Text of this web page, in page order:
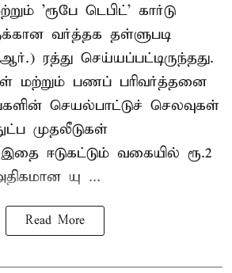
'ரூபே டெபிட்' கார்டு
வர்த்தக தள்ளுபடி
ரத்து செய்யப்பட்டிருந்தது.
மற்றும் பணப் பரிவர்த்தனை
செயல்பாட்டுச் செலவுகள்
முதலீடுகள்
ஈடுகட்டும் வகையில் ரூ.2
யு ...
Read More